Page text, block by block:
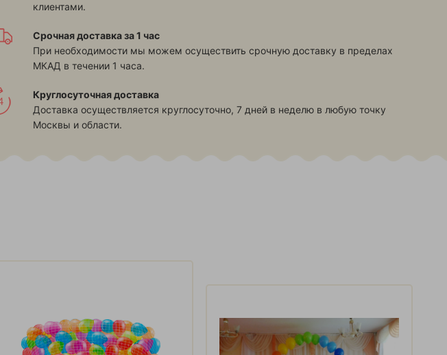
клиентами.
Срочная доставка за 1 час
При необходимости мы можем осуществить срочную доставку в пределах
МКАД в течении 1 часа.
Круглосуточная доставка
Доставка осуществляется круглосуточно, 7 дней в неделю в любую точку
Москвы и области.